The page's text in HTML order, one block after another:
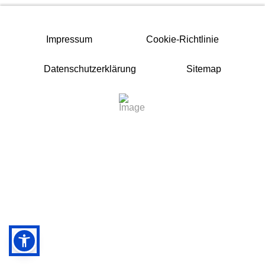
Impressum Cookie-Richtlinie
Datenschutzerklärung Sitemap